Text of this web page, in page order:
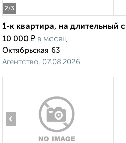
2/3
1-к квартира, на длительный
10 000 ₽ в месяц
Октябрьская 63
Агентство, 07.08.2026
‹